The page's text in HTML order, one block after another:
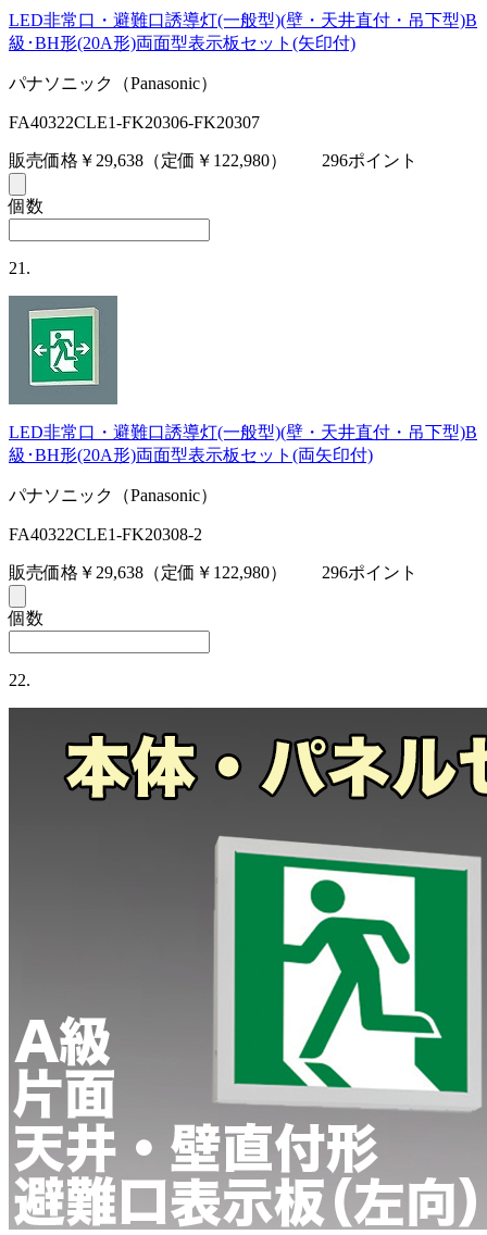
LED非常口・避難口誘導灯(一般型)(壁・天井直付・吊下型)B
級･BH形(20A形)両面型表示板セット(矢印付)
パナソニック（Panasonic）
FA40322CLE1-FK20306-FK20307
販売価格￥29,638 （定価￥122,980） 296ポイント
個数
21.
LED非常口・避難口誘導灯(一般型)(壁・天井直付・吊下型)B
級･BH形(20A形)両面型表示板セット(両矢印付)
パナソニック（Panasonic）
FA40322CLE1-FK20308-2
販売価格￥29,638 （定価￥122,980） 296ポイント
個数
22.